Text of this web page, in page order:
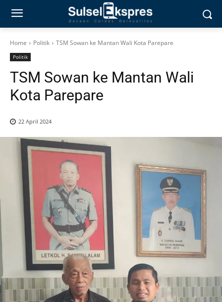
Home Politik TSM Sowan ke Mantan Wali Kota Parepare
Politik
TSM Sowan ke Mantan Wali
Kota Parepare
22 April 2024